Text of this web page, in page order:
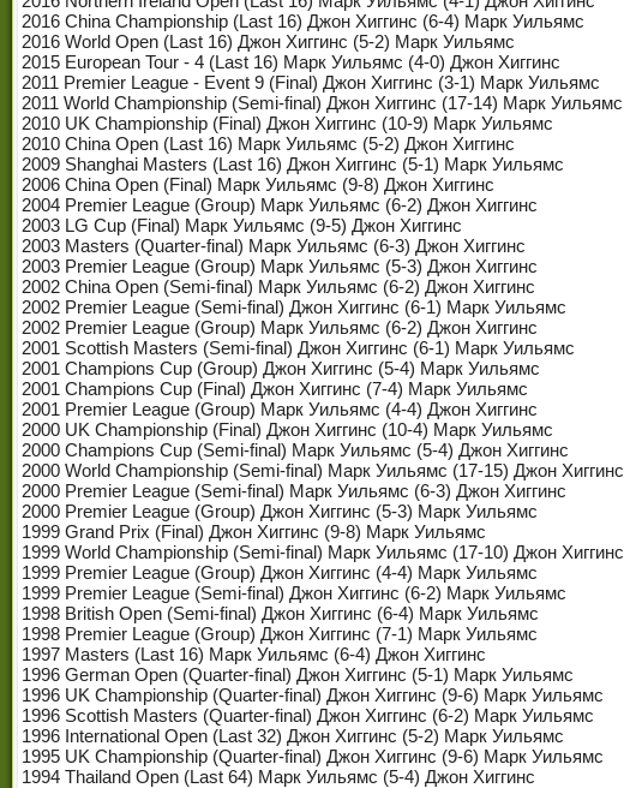
2016 China Championship (Last 16) Джон Хиггинс (6-4) Марк Уильямс
2016 World Open (Last 16) Джон Хиггинс (5-2) Марк Уильямс
2015 European Tour - 4 (Last 16) Марк Уильямс (4-0) Джон Хиггинс
2011 Premier League - Event 9 (Final) Джон Хиггинс (3-1) Марк Уильямс
2011 World Championship (Semi-final) Джон Хиггинс (17-14) Марк Уильямс
2010 UK Championship (Final) Джон Хиггинс (10-9) Марк Уильямс
2010 China Open (Last 16) Марк Уильямс (5-2) Джон Хиггинс
2009 Shanghai Masters (Last 16) Джон Хиггинс (5-1) Марк Уильямс
2006 China Open (Final) Марк Уильямс (9-8) Джон Хиггинс
2004 Premier League (Group) Марк Уильямс (6-2) Джон Хиггинс
2003 LG Cup (Final) Марк Уильямс (9-5) Джон Хиггинс
2003 Masters (Quarter-final) Марк Уильямс (6-3) Джон Хиггинс
2003 Premier League (Group) Марк Уильямс (5-3) Джон Хиггинс
2002 China Open (Semi-final) Марк Уильямс (6-2) Джон Хиггинс
2002 Premier League (Semi-final) Джон Хиггинс (6-1) Марк Уильямс
2002 Premier League (Group) Марк Уильямс (6-2) Джон Хиггинс
2001 Scottish Masters (Semi-final) Джон Хиггинс (6-1) Марк Уильямс
2001 Champions Cup (Group) Джон Хиггинс (5-4) Марк Уильямс
2001 Champions Cup (Final) Джон Хиггинс (7-4) Марк Уильямс
2001 Premier League (Group) Марк Уильямс (4-4) Джон Хиггинс
2000 UK Championship (Final) Джон Хиггинс (10-4) Марк Уильямс
2000 Champions Cup (Semi-final) Марк Уильямс (5-4) Джон Хиггинс
2000 World Championship (Semi-final) Марк Уильямс (17-15) Джон Хиггинс
2000 Premier League (Semi-final) Марк Уильямс (6-3) Джон Хиггинс
2000 Premier League (Group) Джон Хиггинс (5-3) Марк Уильямс
1999 Grand Prix (Final) Джон Хиггинс (9-8) Марк Уильямс
1999 World Championship (Semi-final) Марк Уильямс (17-10) Джон Хиггинс
1999 Premier League (Group) Джон Хиггинс (4-4) Марк Уильямс
1999 Premier League (Semi-final) Джон Хиггинс (6-2) Марк Уильямс
1998 British Open (Semi-final) Джон Хиггинс (6-4) Марк Уильямс
1998 Premier League (Group) Джон Хиггинс (7-1) Марк Уильямс
1997 Masters (Last 16) Марк Уильямс (6-4) Джон Хиггинс
1996 German Open (Quarter-final) Джон Хиггинс (5-1) Марк Уильямс
1996 UK Championship (Quarter-final) Джон Хиггинс (9-6) Марк Уильямс
1996 Scottish Masters (Quarter-final) Джон Хиггинс (6-2) Марк Уильямс
1996 International Open (Last 32) Джон Хиггинс (5-2) Марк Уильямс
1995 UK Championship (Quarter-final) Джон Хиггинс (9-6) Марк Уильямс
1994 Thailand Open (Last 64) Марк Уильямс (5-4) Джон Хиггинс